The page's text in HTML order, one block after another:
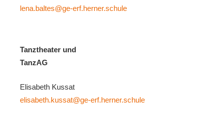
lena.baltes@ge-erf.herner.schule
Tanztheater und
TanzAG
Elisabeth Kussat
elisabeth.kussat@ge-erf.herner.schule